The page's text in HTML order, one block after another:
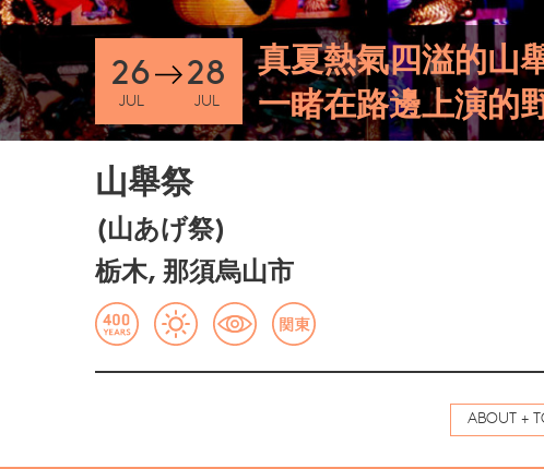
26
JUL
28
JUL
真夏熱氣四溢的山
一睹在路邊上演的
山舉祭
(山あげ祭)
栃木, 那須烏山市
ABOUT +